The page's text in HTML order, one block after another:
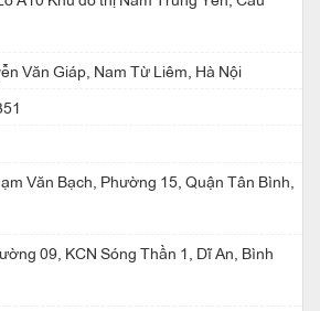
Văn Giáp, Nam Từ Liêm, Hà Nội
Văn Bạch, Phường 15, Quận Tân Bình,
09, KCN Sóng Thần 1, Dĩ An, Bình